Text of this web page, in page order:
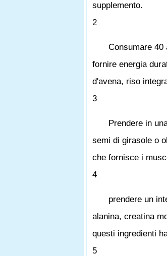
supplemento.
2
Consumare
fornire energia
d'avena, riso
3
Prendere in
semi di girasole o
che fornisce i
4
prendere un
alanina, creatina
questi ingredienti
5